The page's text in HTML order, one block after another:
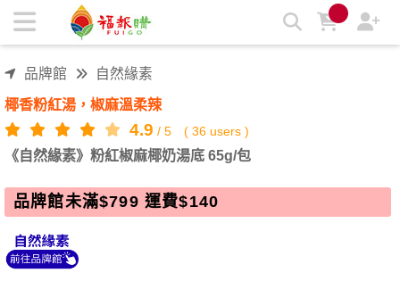
《自然緣素》粉紅椒麻椰奶湯底 65g/包 | 福報購蔬食購物商城
品牌館 自然緣素
椰香粉紅湯，椒麻溫柔辣
4.9 / 5 ( 36 users )
《自然緣素》粉紅椒麻椰奶湯底 65g/包
品牌館未滿$799 運費$140